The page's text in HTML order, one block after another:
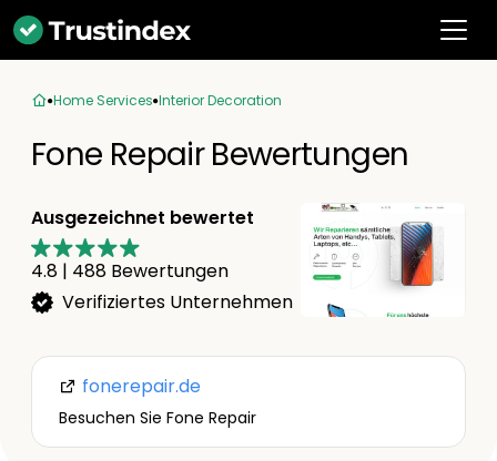
Home Services Interior Decoration
Fone Repair Bewertungen
Ausgezeichnet bewertet
4.8 | 488 Bewertungen
Verifiziertes Unternehmen
fonerepair.de
Besuchen Sie Fone Repair